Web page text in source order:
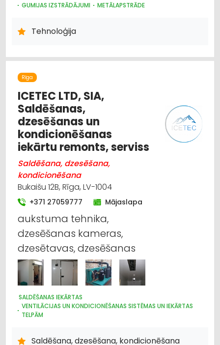
GUMIJAS IZSTRĀDĀJUMI
METĀLAPSTRĀDE
Tehnoloģija
Rīga
ICETEC LTD, SIA,
Saldēšanas,
dzesēšanas un
kondicionēšanas
iekārtu remonts, serviss
Saldēšana, dzesēšana,
kondicionēšana
Bukaišu 12B, Rīga, LV-1004
+371 27059777 Mājaslapa
aukstuma tehnika,
dzesēšanas kameras,
dzesētavas, dzesēšanas
SALDĒŠANAS IEKĀRTAS
VENTILĀCIJAS UN KONDICIONĒŠANAS SISTĒMAS UN IEKĀRTAS
TELPĀM
SILTUMTEHNIKA, APKURES IEKĀRTAS
Saldēšana, dzesēšana, kondicionēšana